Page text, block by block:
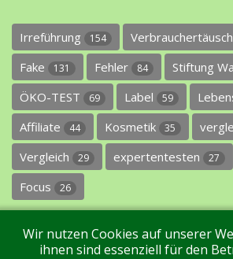
Irreführung 154
Fake 131 Fehler 84 Stiftung
ÖKO-TEST 69 Label 59
Affiliate 44 Kosmetik 35
Vergleich 29 expertentesten 27
Focus 26
Wir nutzen Cookies auf unserer
ihnen sind essenziell für den